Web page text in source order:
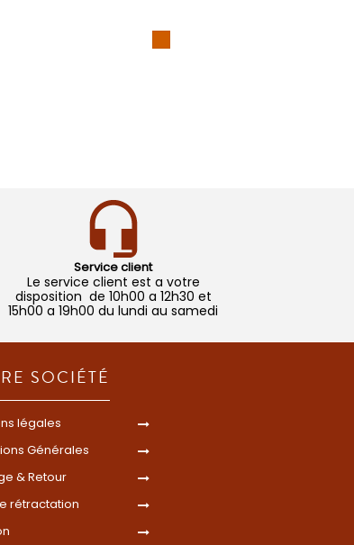
Service client
Le service client est a votre
disposition de 10h00 a 12h30 et
15h00 a 19h00 du lundi au samedi
SOCIÉTÉ
légales
Générales
& Retour
rétractation